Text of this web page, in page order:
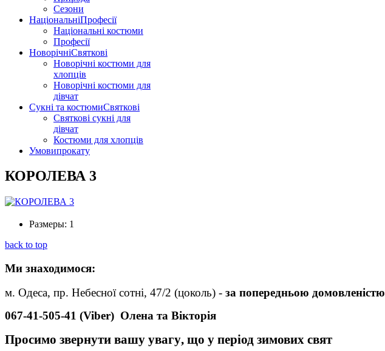
Сезони
НаціональніПрофесії
Національні костюми
Професії
НоворічніСвяткові
Новорічні костюми для
хлопців
Новорічні костюми для
дівчат
Сукні та костюмиСвяткові
Святкові сукні для
дівчат
Костюми для хлопців
Умовипрокату
КОРОЛЕВА 3
Размеры: 1
back to top
Ми знаходимося:
м. Одеса, пр. Небесної сотні, 47/2 (цоколь) - за попередньою домовленістю
067-41-505-41 (Viber) Олена та Вікторія
Просимо звернути вашу увагу, що у період зимових свят